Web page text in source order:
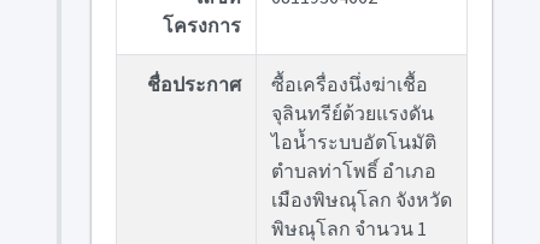
โครงการ
ชื่อประกาศ
ซื้อเครื่องนึ่งฆ่าเชื้อ
จุลินทรีย์ด้วยแรงดัน
ไอน้ำระบบอัตโนมัติ
ตำบลท่าโพธิ์ อำเภอ
เมืองพิษณุโลก จังหวัด
พิษณุโลก จำนวน 1